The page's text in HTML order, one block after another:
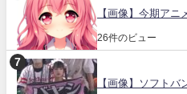
【画像】今期アニ
26件のビュー
【画像】ソフトバ